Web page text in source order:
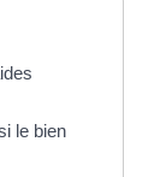
le bien